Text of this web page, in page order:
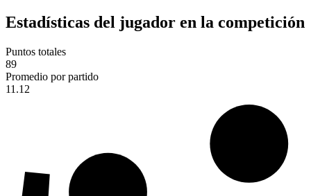
Estadísticas del jugador en la competición
Puntos totales
89
Promedio por partido
11.12